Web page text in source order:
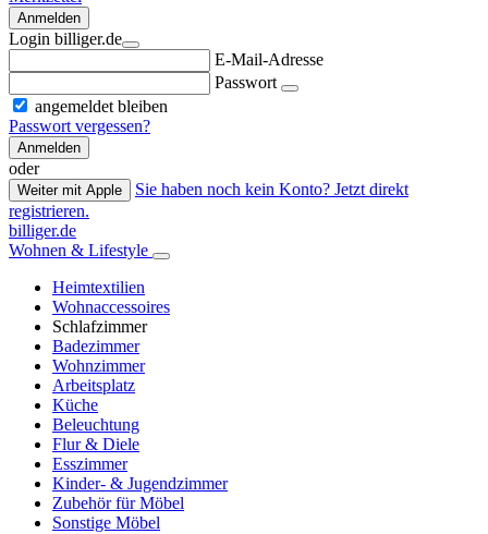
Anmelden
Login billiger.de
E-Mail-Adresse
Passwort
angemeldet bleiben
Passwort vergessen?
Anmelden
oder
Weiter mit Apple
Sie haben noch kein Konto? Jetzt direkt
registrieren.
billiger.de
Wohnen & Lifestyle
Heimtextilien
Wohnaccessoires
Schlafzimmer
Badezimmer
Wohnzimmer
Arbeitsplatz
Küche
Beleuchtung
Flur & Diele
Esszimmer
Kinder- & Jugendzimmer
Zubehör für Möbel
Sonstige Möbel